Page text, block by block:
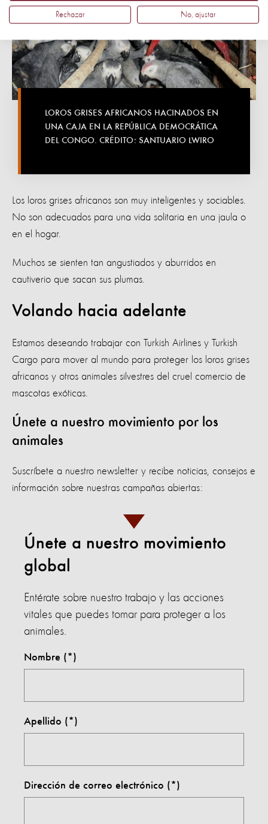
LOROS GRISES AFRICANOS HACINADOS EN
UNA CAJA EN LA REPÚBLICA DEMOCRÁTICA
DEL CONGO. CRÉDITO: SANTUARIO LWIRO
Los loros grises africanos son muy inteligentes y sociables.
No son adecuados para una vida solitaria en una jaula o
en el hogar.
Muchos se sienten tan angustiados y aburridos en
cautiverio que sacan sus plumas.
Volando hacia adelante
Estamos deseando trabajar con Turkish Airlines y Turkish
Cargo para mover al mundo para proteger los loros grises
africanos y otros animales silvestres del cruel comercio de
mascotas exóticas.
Únete a nuestro movimiento por los
animales
Suscríbete a nuestro newsletter y recibe noticias, consejos e
información sobre nuestras campañas abiertas:
Únete a nuestro movimiento
global
Entérate sobre nuestro trabajo y las acciones
vitales que puedes tomar para proteger a los
animales.
Nombre
Apellido
Dirección de correo electrónico
Rechazar No, ajustar